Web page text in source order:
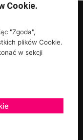
Cookie.
"Zgoda",
plików Cookie.
w sekcji